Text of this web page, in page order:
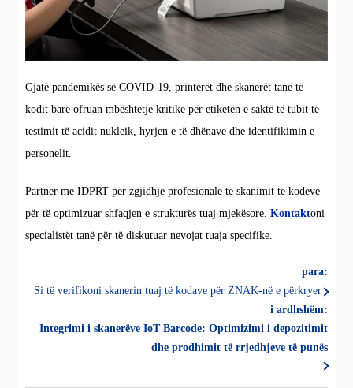
Gjatë pandemikës së COVID-19, printerët dhe skanerët tanë të
kodit barë ofruan mbështetje kritike për etiketën e saktë të tubit të
testimit të acidit nukleik, hyrjen e të dhënave dhe identifikimin e
personelit.
Partner me IDPRT për zgjidhje profesionale të skanimit të kodeve
për të optimizuar shfaqjen e strukturës tuaj mjekësore.Kontaktoni
specialistët tanë për të diskutuar nevojat tuaja specifike.
para:
Si të verifikoni skanerin tuaj të kodave për ZNAK-në e përkryer
i ardhshëm:
Integrimi i skanerëve IoT Barcode: Optimizimi i depozitimit
dhe prodhimit të rrjedhjeve të punës